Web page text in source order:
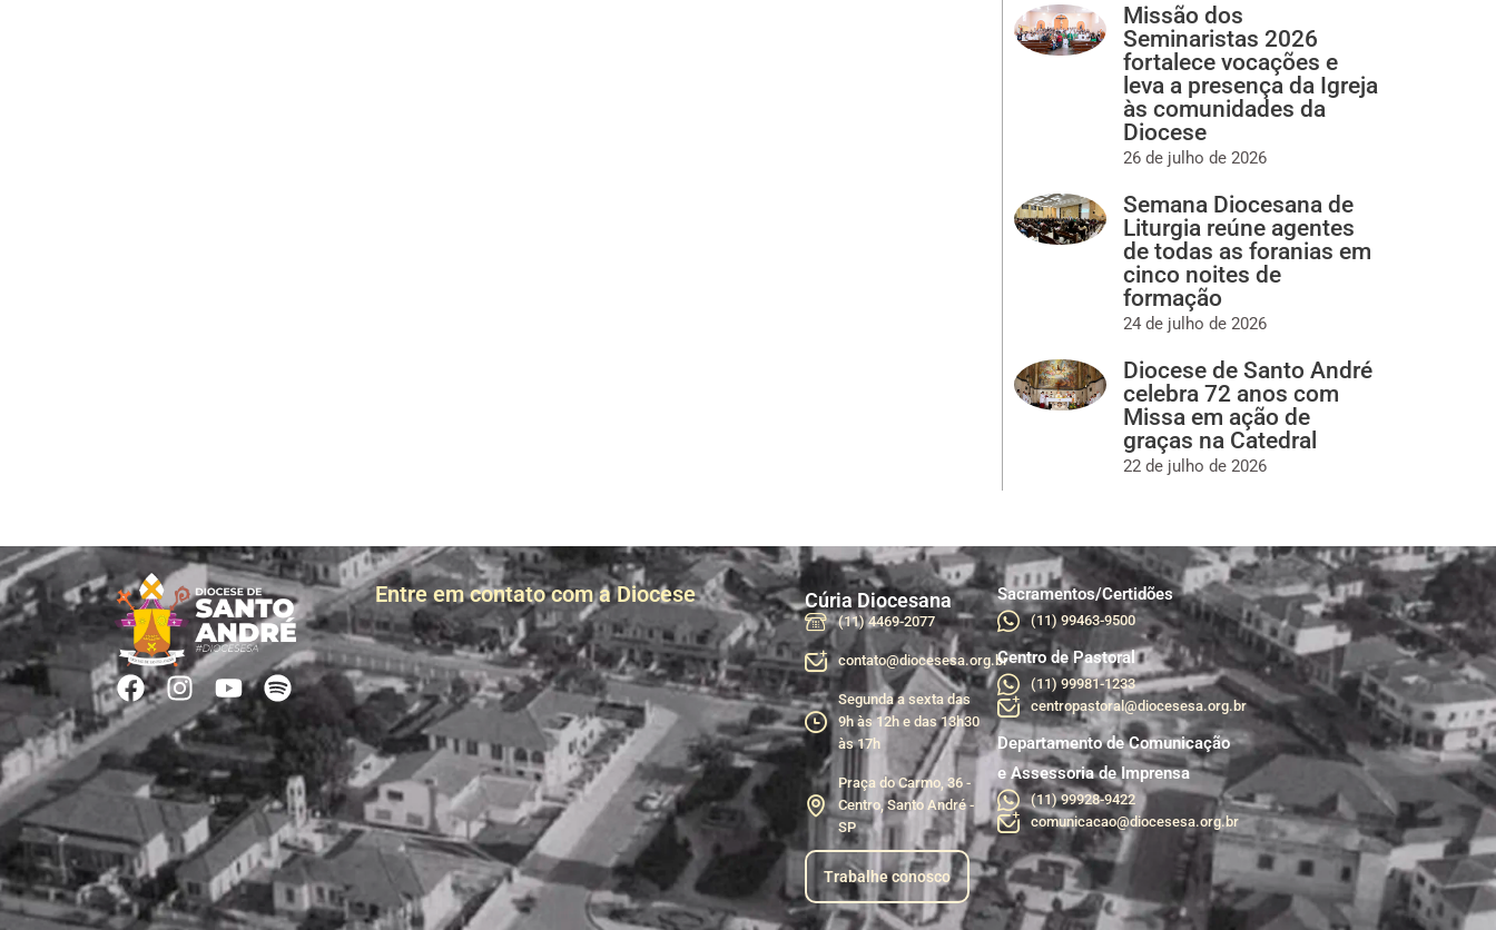
Missão dos
Seminaristas 2026
fortalece vocações e
leva a presença da Igreja
às comunidades da
Diocese
26 de julho de 2026
Semana Diocesana de
Liturgia reúne agentes
de todas as foranias em
cinco noites de
formação
24 de julho de 2026
Diocese de Santo André
celebra 72 anos com
Missa em ação de
graças na Catedral
22 de julho de 2026
Entre em contato com a Diocese Cúria Diocesana
(11) 4469-2077
contato@diocesesa.org.br
Segunda a sexta das
9h às 12h e das 13h30
às 17h
Praça do Carmo, 36 -
Centro, Santo André -
SP
Trabalhe conosco
Sacramentos/Certidões
(11) 99463-9500
Centro de Pastoral
(11) 99981-1233
centropastoral@diocesesa.org.br
Departamento de Comunicação
e Assessoria de Imprensa
(11) 99928-9422
comunicacao@diocesesa.org.br